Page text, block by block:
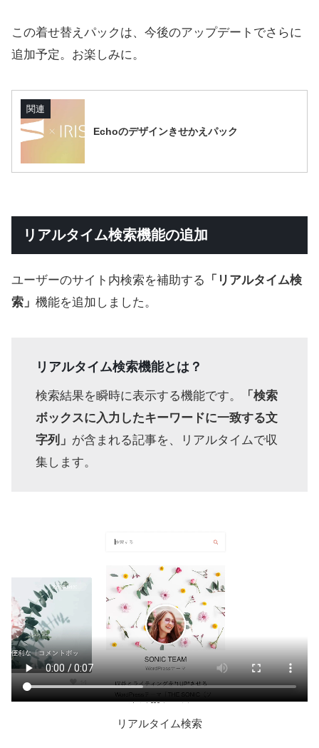
この着せ替えパックは、今後のアップデートでさらに
追加予定。お楽しみに。
関連
Echoのデザインきせかえパック
リアルタイム検索機能の追加
ユーザーのサイト内検索を補助する
「リアルタイム検
索」 機能を追加しました。
リアルタイム検索機能とは？
検索結果を瞬時に表示する機能です。
「検索
ボックスに入力したキーワードに一致する文
字列」 が含まれる記事を、リアルタイムで収
集します。
リアルタイム検索